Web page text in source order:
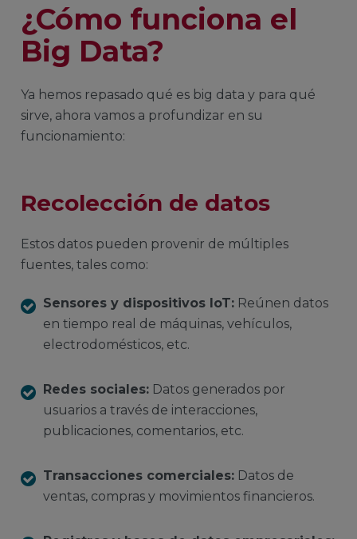
¿Cómo funciona el
Big Data?
Ya hemos repasado qué es big data y para qué
sirve, ahora vamos a profundizar en su
funcionamiento:
Recolección de datos
Estos datos pueden provenir de múltiples
fuentes, tales como:
Sensores y dispositivos IoT: Reúnen datos
en tiempo real de máquinas, vehículos,
electrodomésticos, etc.
Redes sociales: Datos generados por
usuarios a través de interacciones,
publicaciones, comentarios, etc.
Transacciones comerciales: Datos de
ventas, compras y movimientos financieros.